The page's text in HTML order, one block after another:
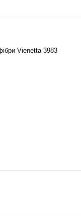
Vienetta 3983